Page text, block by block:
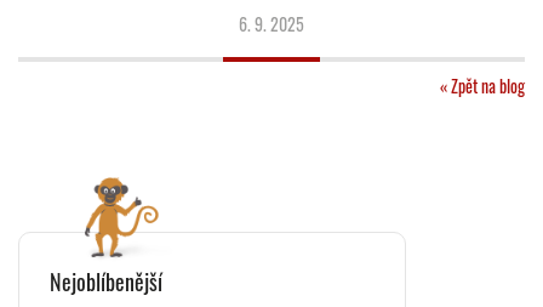
6. 9. 2025
« Zpět na blog
Nejoblíbenější